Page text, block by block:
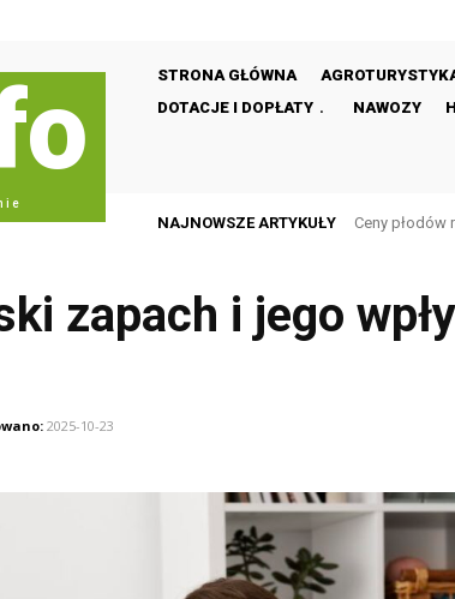
STRONA GŁÓWNA
DOTACJE I DOPŁATY
NAWOZY
NAJNOWSZE ARTYKUŁY Ceny
Ceny płodów
zapach i jego
2025-10-23